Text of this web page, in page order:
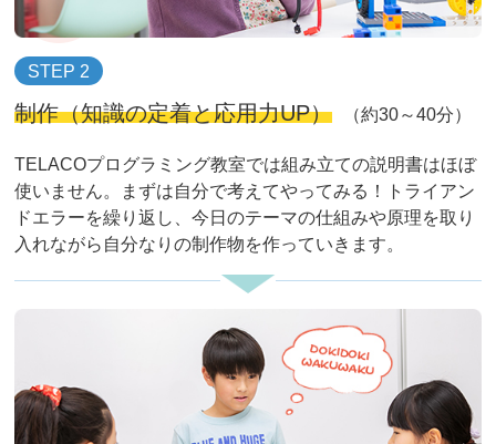
STEP 2
制作（知識の定着と応用力UP） （約30～40分）
TELACOプログラミング教室では組み立ての説明書はほぼ
使いません。まずは自分で考えてやってみる！トライアン
ドエラーを繰り返し、今日のテーマの仕組みや原理を取り
入れながら自分なりの制作物を作っていきます。